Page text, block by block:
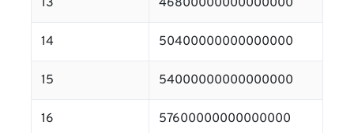
13 46800000000000000
14 50400000000000000
15 54000000000000000
16 57600000000000000